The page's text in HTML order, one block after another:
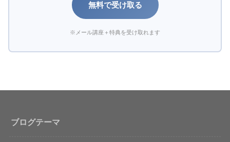
無料で受け取る
※メール講座＋特典を受け取れます
ブログテーマ